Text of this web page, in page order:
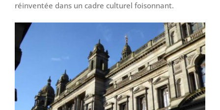
réinventée dans un cadre culturel foisonnant.